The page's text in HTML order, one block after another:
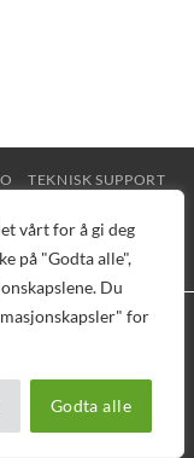
vårt for å gi deg
på "Godta alle",
Du
for
Godta alle
TEKNISK SUPPORT
16 16 20 - E-post